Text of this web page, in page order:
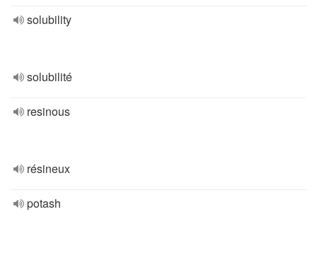
solubility
solubilité
resinous
résineux
potash